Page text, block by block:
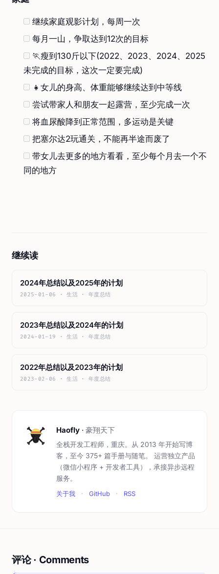
继续家庭观影计划，每周一次
每月一山，争取达到12次的目标
🏃瘦到130斤以下(2022、2023、2024、2025
未完成的目标，这次一定要完成)
👧女儿的身高、体重能够继续达到中等线
尝试带家人和朋友一起露营，至少完成一次
将血尿酸降到正常范围，多运动是关键
把塞尔达2玩通关，不能再半途而废了
带女儿去更多的地方看看，至少每个月去一个不
同的地方
继续读
2024年总结以及2025年的计划
2025-01-06 · 生活 · 年度总结
2023年总结以及2024年的计划
2024-01-19 · 生活 · 年度总结
2022年总结以及2023年的计划
2023-02-06 · 生活 · 年度总结
Haofly · 豪翔天下
全栈开发工程师，重庆。从 2013 年开始写博
客，至今 375+ 篇手册与随笔。 运营独立产品
（微信小程序 + 开发者工具），承接异步远程
服务。
关于我 · GitHub · RSS
评论 · Comments